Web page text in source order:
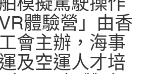
體驗營」由香
會主辦，海事
及空運人才培